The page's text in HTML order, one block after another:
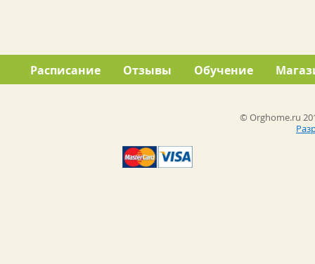
Расписание Отзывы Обучение
© Orghome.ru